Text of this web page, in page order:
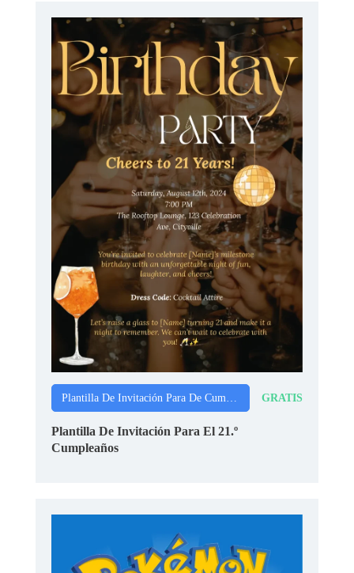
Plantilla De Invitación Para De Cumpleaños GRATIS
Plantilla De Invitación Para El 21.º
Cumpleaños